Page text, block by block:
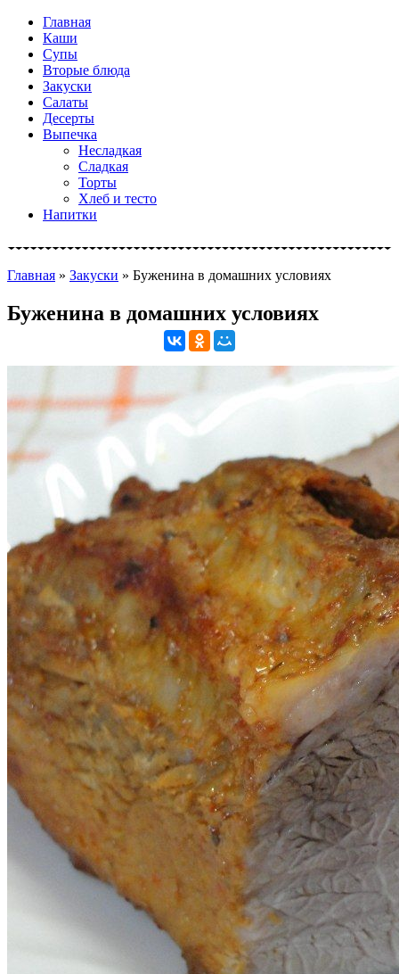
Главная
Каши
Супы
Вторые блюда
Закуски
Салаты
Десерты
Выпечка
Несладкая
Сладкая
Торты
Хлеб и тесто
Напитки
Главная » Закуски » Буженина в домашних условиях
Буженина в домашних условиях